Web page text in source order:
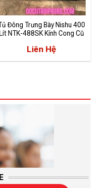
Đông Trưng Bày Nishu 400
Lít NTK-488SK Kính Cong Cũ
Liên Hệ